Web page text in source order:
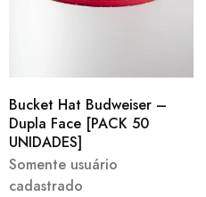
Bucket Hat Budweiser –
Dupla Face [PACK 50
UNIDADES]
Somente usuário
cadastrado